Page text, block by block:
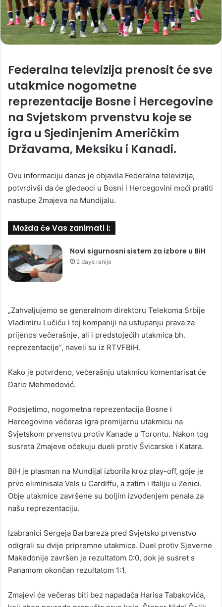
Federalna televizija prenosit će sve
utakmice nogometne
reprezentacije Bosne i Hercegovine
na Svjetskom prvenstvu koje se
igra u Sjedinjenim Američkim
Državama, Meksiku i Kanadi.
Ovu informaciju danas je objavila Federalna televizija,
potvrdivši da će gledaoci u Bosni i Hercegovini moći pratiti
nastupe Zmajeva na Mundijalu.
Možda će Vas zanimati i:
Novi sigurnosni sistem za izbore u BiH
2 days ranije
„Zahvaljujemo se generalnom direktoru Telekoma Srbije
Vladimiru Lučiću i toj kompaniji na ustupanju prava za
prijenos večerašnje, ali i predstojećih utakmica bh.
reprezentacije“, naveli su iz RTVFBiH.
Kako je potvrđeno, večerašnju utakmicu komentarisat će
Dario Mehmedović.
Podsjetimo, nogometna reprezentacija Bosne i
Hercegovine večeras igra premijernu utakmicu na
Svjetskom prvenstvu protiv Kanade u Torontu. Nakon tog
susreta Zmajeve očekuju dueli protiv Švicarske i Katara.
BiH je plasman na Mundijal izborila kroz play-off, gdje je
prvo eliminisala Vels u Cardiffu, a zatim i Italiju u Zenici.
Obje utakmice završene su boljim izvođenjem penala za
našu reprezentaciju.
Izabranici Sergeja Barbareza pred Svjetsko prvenstvo
odigrali su dvije pripremne utakmice. Duel protiv Sjeverne
Makedonije završen je rezultatom 0:0, dok je susret s
Panamom okončan rezultatom 1:1.
Zmajevi će večeras biti bez napadača Harisa Tabakovića,